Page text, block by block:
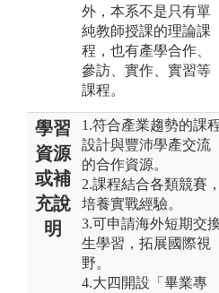
外，本系不是只有單
純教師授課的理論課
程，也有產學合作、
參訪、實作、實習等
課程。
學習
資源
或補
充說
明
1.符合產業趨勢的課
設計與豐沛學產交流
的合作資源。
2.課程結合各類競賽，
培養實戰經驗。
3.可申請海外短期交
生學習，拓展國際視
野。
4.大四開設「畢業專